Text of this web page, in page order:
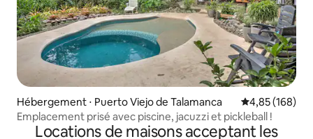
Hébergement ⋅ Puerto Viejo de Talamanca Évaluation
4,85 (168)
Emplacement prisé avec piscine, jacuzzi et pickleball !
Locations de maisons acceptant les